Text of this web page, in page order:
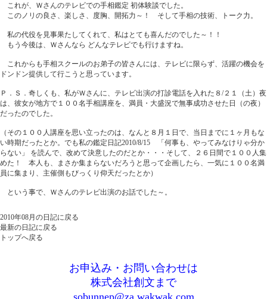
これが、Ｗさんのテレビでの手相鑑定 初体験談でした。
このノリの良さ、楽しさ、度胸、開拓力～！ そして手相の技術、トーク力。
私の代役を見事果たしてくれて、私はとても喜んだのでした～！！
もう今後は、Ｗさんなら どんなテレビでも行けますね。
これからも手相スクールのお弟子の皆さんには、テレビに限らず、活躍の機会を
ドンドン提供して行こうと思っています。
Ｐ．Ｓ．奇しくも、私がＷさんに、テレビ出演の打診電話を入れた８/２１（土）夜
は、彼女が地方で１００名手相講座を、満員・大盛況で無事成功させた日（の夜）
だったのでした。
（その１００人講座を思い立ったのは、なんと８月１日で、当日までに１ヶ月もな
い時期だったとか。でも私の鑑定日記2010/8/15 「何事も、やってみなけりゃ分か
らない」 を読んで、改めて決意したのだとか・・・そして、２６日間で１００人集
めた！ 本人も、まさか集まらないだろうと思って企画したら、一気に１００名満
員に集まり、主催側もびっくり仰天だったとか）
という事で、Ｗさんのテレビ出演のお話でした～。
2010年08月の日記に戻る
最新の日記に戻る
トップへ戻る
お申込み・お問い合わせは
株式会社創文まで
sobunnep@za.wakwak.com